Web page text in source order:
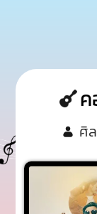
ศิ